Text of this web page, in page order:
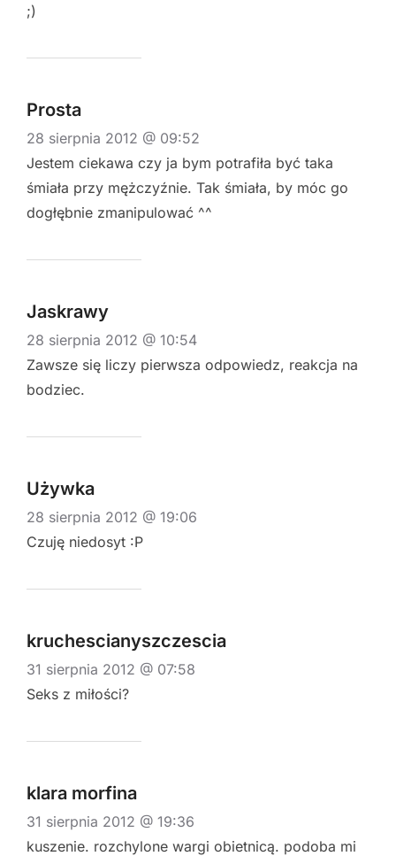
;)
Prosta
28 sierpnia 2012 @ 09:52
Jestem ciekawa czy ja bym potrafiła być taka
śmiała przy mężczyźnie. Tak śmiała, by móc go
dogłębnie zmanipulować ^^
Jaskrawy
28 sierpnia 2012 @ 10:54
Zawsze się liczy pierwsza odpowiedz, reakcja na
bodziec.
Używka
28 sierpnia 2012 @ 19:06
Czuję niedosyt :P
kruchescianyszczescia
31 sierpnia 2012 @ 07:58
Seks z miłości?
klara morfina
31 sierpnia 2012 @ 19:36
kuszenie. rozchylone wargi obietnicą. podoba mi